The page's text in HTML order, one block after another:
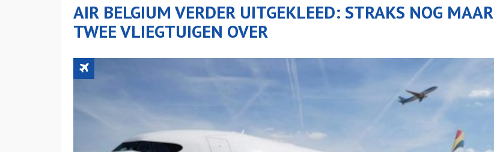
AIR BELGIUM VERDER UITGEKLEED: STRAKS NOG MAAR
TWEE VLIEGTUIGEN OVER